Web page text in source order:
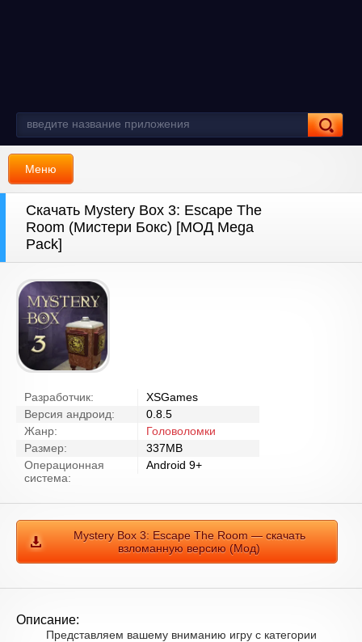
Меню
Скачать Mystery Box 3: Escape The
Room (Мистери Бокс) [МОД Mega
Pack]
Разработчик:
XSGames
Версия андроид:
0.8.5
Жанр:
Головоломки
Размер:
337MB
Операционная
система:
Android 9+
Mystery Box 3: Escape The Room — скачать
взломанную версию (Мод)
Описание:
Представляем вашему вниманию игру с категории